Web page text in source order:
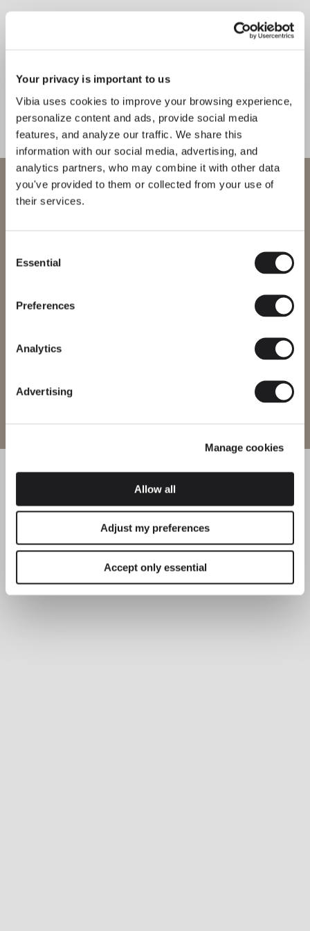
Your privacy is important to us
Vibia uses cookies to improve your browsing experience,
personalize content and ads, provide social media
features, and analyze our traffic. We share this
information with our social media, advertising, and
analytics partners, who may combine it with other data
you've provided to them or collected from your use of
their services.
Selection
Essential
Preferences
Analytics
Advertising
Manage cookies
Allow all
Adjust my preferences
Accept only essential
“Me encantó su magia, que de
un florón tan fino surja una enorme
araña escultórica. Es una clara
demostración de lo sostenible que
puede ser un diseño… de cómo
puede existir y desaparecer en un
espacio" - Arik Levy
Bienvenido a Vibia
Selecciona el sitio web correcto para tu región para asegurarte de
certificaciones de seguridad locales. Ten en cuenta que algunos
productos pueden no estar disponibles en todas las regiones.